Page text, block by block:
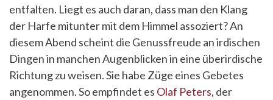
entfalten. Liegt es auch daran, dass man den Klang
der Harfe mitunter mit dem Himmel assoziert? An
diesem Abend scheint die Genussfreude an irdischen
Dingen in manchen Augenblicken in eine überirdische
Richtung zu weisen. Sie habe Züge eines Gebetes
angenommen. So empfindet es Olaf Peters, der